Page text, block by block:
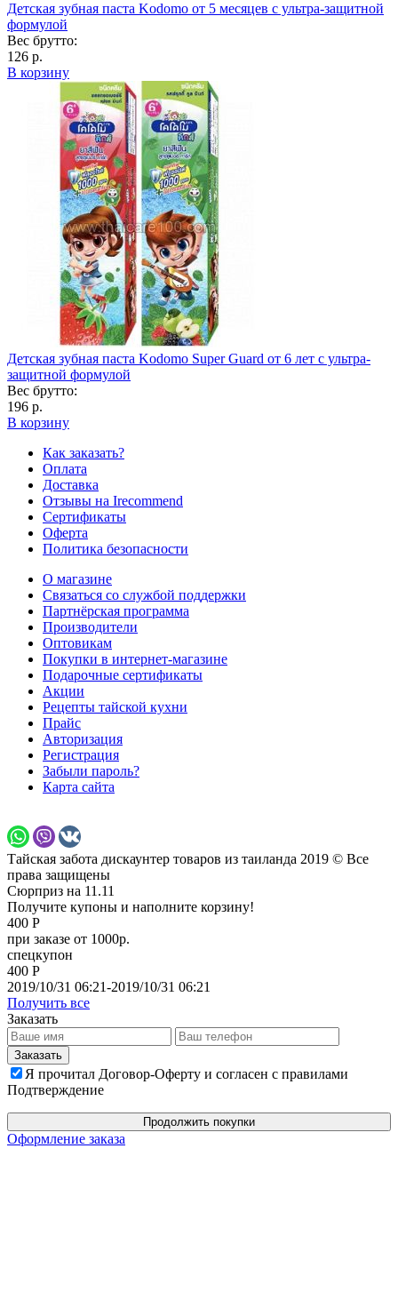
Детская зубная паста Kodomo от 5 месяцев с ультра-защитной
формулой
Вес брутто:
126 р.
В корзину
Детская зубная паста Kodomo Super Guard от 6 лет с ультра-
защитной формулой
Вес брутто:
196 р.
В корзину
Как заказать?
Оплата
Доставка
Отзывы на Irecommend
Сертификаты
Оферта
Политика безопасности
О магазине
Связаться со службой поддержки
Партнёрская программа
Производители
Оптовикам
Покупки в интернет-магазине
Подарочные сертификаты
Акции
Рецепты тайской кухни
Прайс
Авторизация
Регистрация
Забыли пароль?
Карта сайта
Тайская забота дискаунтер товаров из таиланда 2019 © Все
права защищены
Сюрприз на 11.11
Получите купоны и наполните корзину!
400 Р
при заказе от 1000р.
спецкупон
400 Р
2019/10/31 06:21-2019/10/31 06:21
Получить все
Заказать
Я прочитал Договор-Оферту и согласен с правилами
Подтверждение
Продолжить покупки
Оформление заказа